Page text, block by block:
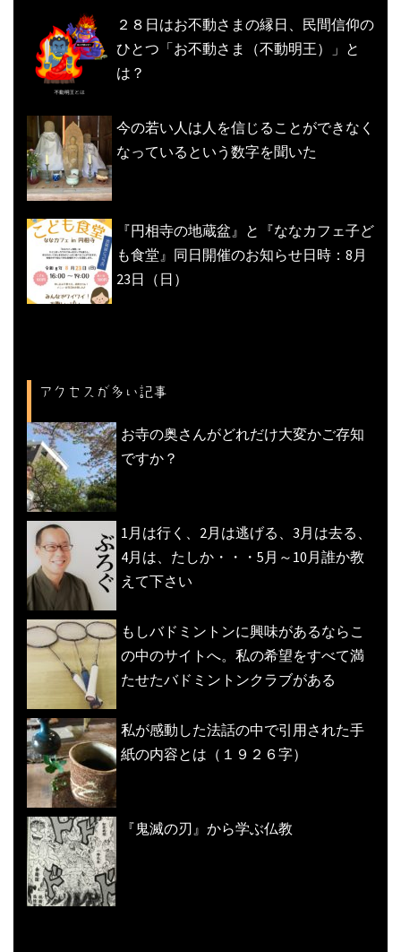
２８日はお不動さまの縁日、民間信仰の
ひとつ「お不動さま（不動明王）」と
は？
今の若い人は人を信じることができなく
なっているという数字を聞いた
『円相寺の地蔵盆』と『ななカフェ子ど
も食堂』同日開催のお知らせ日時：8月
23日（日）
アクセスが多い記事
お寺の奥さんがどれだけ大変かご存知
ですか？
1月は行く、2月は逃げる、3月は去る、
4月は、たしか・・・5月～10月誰か教
えて下さい
もしバドミントンに興味があるならこ
の中のサイトへ。私の希望をすべて満
たせたバドミントンクラブがある
私が感動した法話の中で引用された手
紙の内容とは（１９２６字）
『鬼滅の刃』から学ぶ仏教